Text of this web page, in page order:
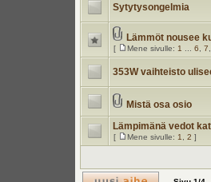
Sytytysongelmia
Lämmöt nousee
[ Mene sivulle: 1 ...6 ,7
353W vaihteisto
Mistä osa osio
Lämpimänä vedot
[ Mene sivulle: 1 ,2 ]